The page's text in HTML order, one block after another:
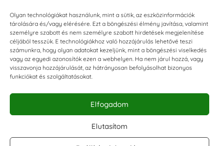
Olyan technológiákat használunk, mint a sütik, az eszközinformációk
tárolására és/vagy elérésére. Ezt a böngészési élmény javítása, valamint
személyre szabott és nem személyre szabott hirdetések megjelenítése
céljából tesszük. E technológiákhoz való hozzájárulás lehetővé teszi
számunkra, hogy olyan adatokat kezeljünk, mint a böngészési viselkedés
vagy az egyedi azonosítók ezen a webhelyen. Ha nem járul hozzá, vagy
visszavonja hozzájárulását, az hátrányosan befolyásolhat bizonyos
funkciókat és szolgáltatásokat.
Elfogadom
Elutasítom
Impresszum
KAPCSOLAT
E-mail:shop@torokszilvi.com
Telefon: +36 30 6767872
KÖZÖSSÉGI